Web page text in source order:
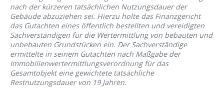
nach der kürzeren tatsächlichen Nutzungsdauer der
Gebäude abzuziehen sei. Hierzu holte das Finanzgericht
das Gutachten eines öffentlich bestellten und vereidigten
Sachverständigen für die Wertermittlung von bebauten und
unbebauten Grundstücken ein. Der Sachverständige
ermittelte in seinem Gutachten nach Maßgabe der
Immobilienwertermittlungsverordnung für das
Gesamtobjekt eine gewichtete tatsächliche
Restnutzungsdauer von 19 Jahren.